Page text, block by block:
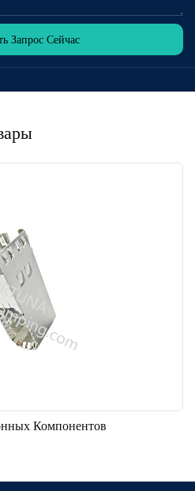
Запрос Сейчас
Компонентов